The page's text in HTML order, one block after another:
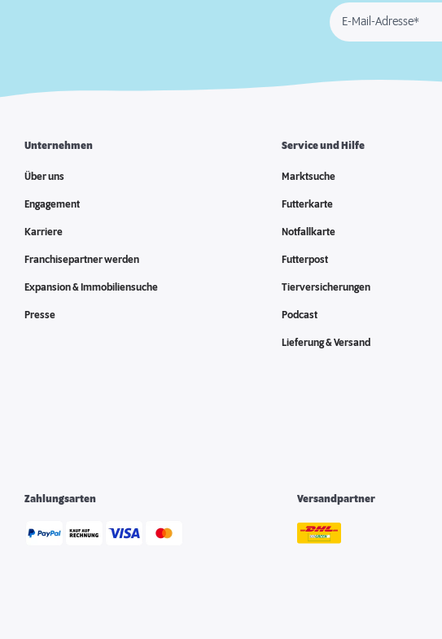
E-Mail-Adresse*
Unternehmen
Über uns
Engagement
Karriere
Franchisepartner werden
Expansion & Immobiliensuche
Presse
Service und Hilfe
Marktsuche
Futterkarte
Notfallkarte
Futterpost
Tierversicherungen
Podcast
Lieferung & Versand
Zahlungsarten Versandpartner